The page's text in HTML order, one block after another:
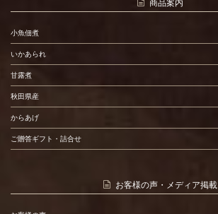
小魚佃煮
いかあられ
甘露煮
秋田県産
からあげ
ご贈答ギフト・詰合せ
お客様の声・メディア掲載